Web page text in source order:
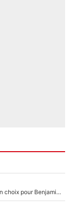
La Liga sur beIN Sports c’est terminé, DAZN a fait son choix pour Benjamin Da Silva et Omar Da Fonseca !